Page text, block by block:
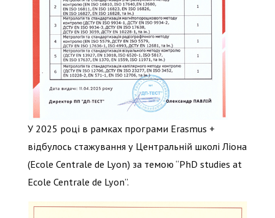
У 2025 році в рамках програми Erasmus +
відбулось стажування у Центральній школі Ліона
(Ecole Centrale de Lyon) за темою “PhD studies at
Ecole Centrale de Lyon”.